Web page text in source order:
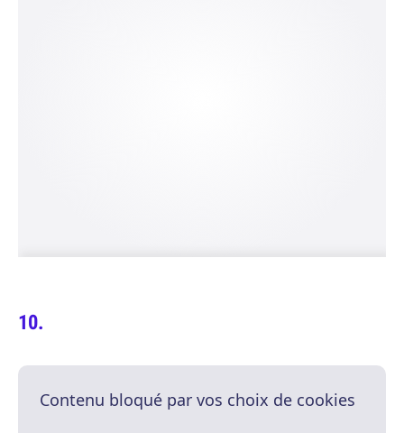
Contenu bloqué par vos choix de cookies